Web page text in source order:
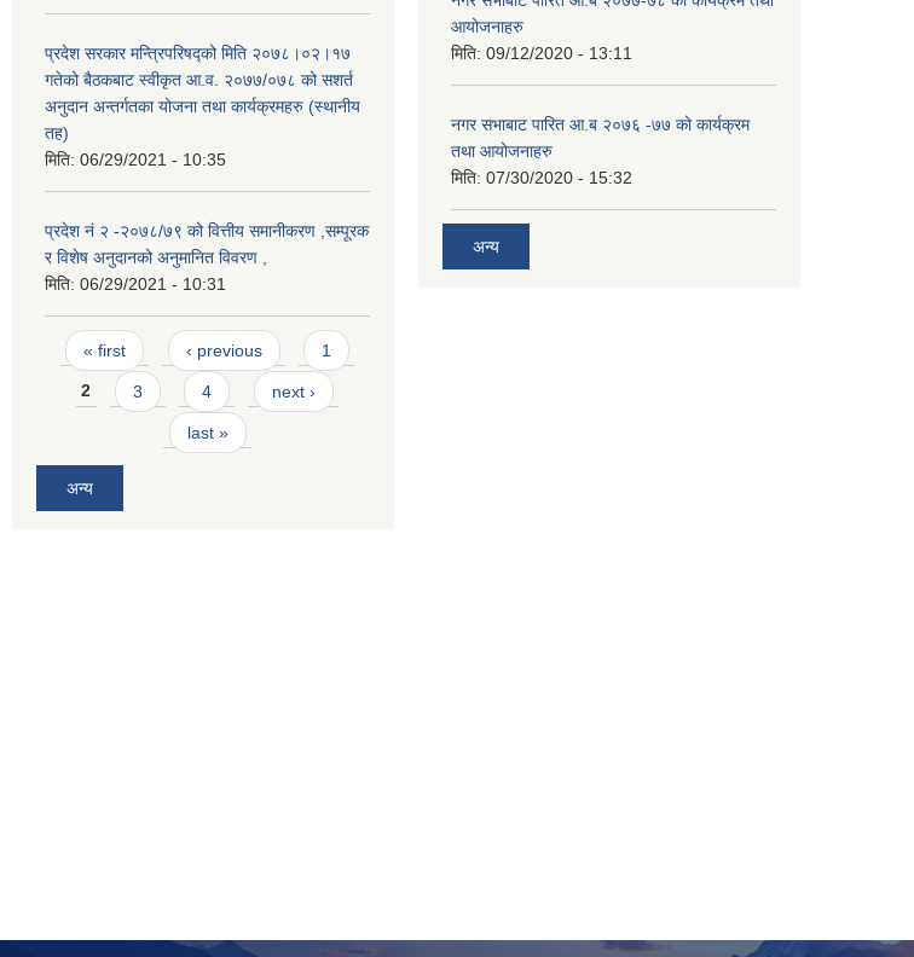
प्रदेश सरकार मन्त्रिपरिषद्को मिति २०७८।०२।१७
गतेको बैठकबाट स्वीकृत आ.व. २०७७/०७८ को सशर्त
अनुदान अन्तर्गतका योजना तथा कार्यक्रमहरु (स्थानीय
तह)
मिति: 06/29/2021 - 10:35
प्रदेश नं २ -२०७८/७९ को वित्तीय समानीकरण ,सम्पूरक
र विशेष अनुदानको अनुमानित विवरण ,
मिति: 06/29/2021 - 10:31
Pages
« first ‹ previous 1
2 3 4 next ›
last »
अन्य
आयोजनाहरु
मिति: 09/12/2020 - 13:11
नगर सभाबाट पारित आ.ब २०७६ -७७ को कार्यक्रम
तथा आयोजनाहरु
मिति: 07/30/2020 - 15:32
अन्य